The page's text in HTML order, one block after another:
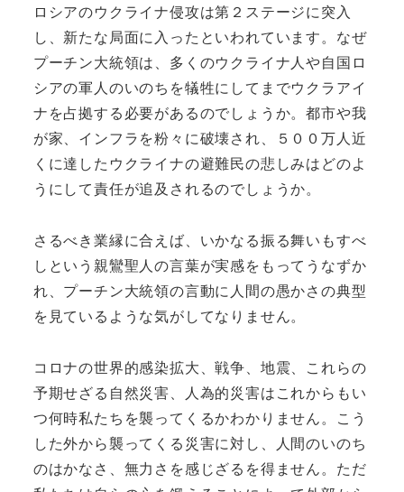
ロシアのウクライナ侵攻は第２ステージに突入
し、新たな局面に入ったといわれています。なぜ
プーチン大統領は、多くのウクライナ人や自国ロ
シアの軍人のいのちを犠牲にしてまでウクラアイ
ナを占拠する必要があるのでしょうか。都市や我
が家、インフラを粉々に破壊され、５００万人近
くに達したウクライナの避難民の悲しみはどのよ
うにして責任が追及されるのでしょうか。
さるべき業縁に合えば、いかなる振る舞いもすべ
しという親鸞聖人の言葉が実感をもってうなずか
れ、プーチン大統領の言動に人間の愚かさの典型
を見ているような気がしてなりません。
コロナの世界的感染拡大、戦争、地震、これらの
予期せざる自然災害、人為的災害はこれからもい
つ何時私たちを襲ってくるかわかりません。こう
した外から襲ってくる災害に対し、人間のいのち
のはかなさ、無力さを感じざるを得ません。ただ